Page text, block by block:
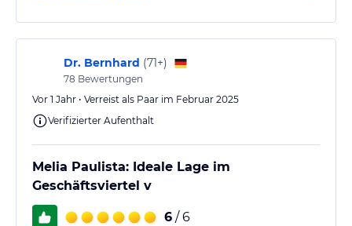
Security, so dass wir uns sicher gefühlt haben. Tipp:
mit Uber kommt man überall…
Dr. Bernhard (71+)
78 Bewertungen
Vor 1 Jahr • Verreist als Paar im Februar 2025
Verifizierter Aufenthalt
Melia Paulista: Ideale Lage im
Geschäftsviertel v
6 / 6